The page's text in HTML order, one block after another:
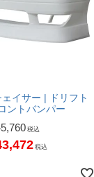
イサー | ドリフト
ントバンパー
税込
税込